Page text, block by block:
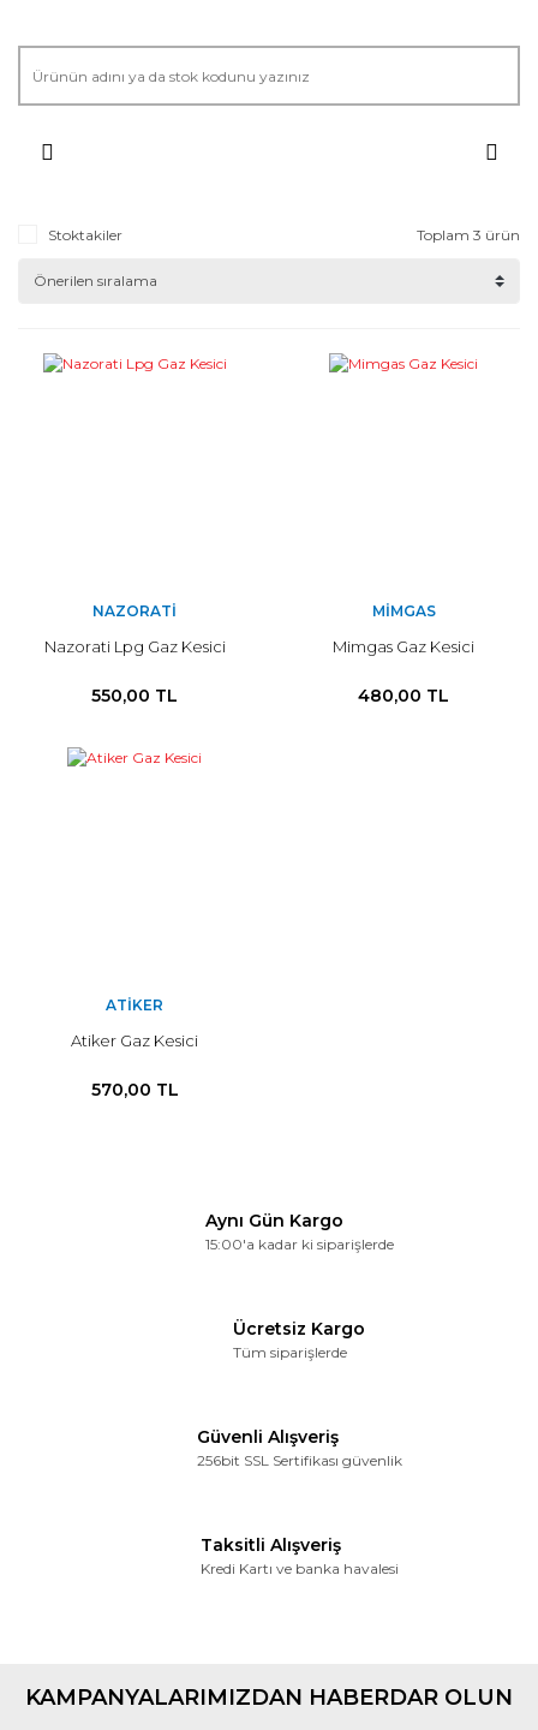
Stoktakiler Toplam 3 ürün
NAZORATI
Nazorati Lpg Gaz Kesici
550,00 TL
MIMGAS
Mimgas Gaz Kesici
480,00 TL
ATIKER
Atiker Gaz Kesici
570,00 TL
Aynı Gün Kargo
15:00'a kadar ki siparişlerde
Ücretsiz Kargo
Tüm siparişlerde
Güvenli Alışveriş
256bit SSL Sertifikası güvenlik
Taksitli Alışveriş
Kredi Kartı ve banka havalesi
KAMPANYALARIMIZDAN HABERDAR OLUN